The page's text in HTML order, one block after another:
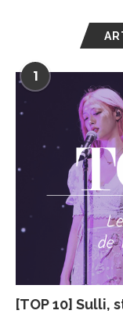
1
[TOP 10] Sulli,